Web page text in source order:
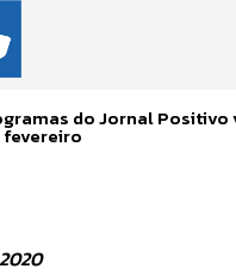
do Jornal Positivo
fevereiro